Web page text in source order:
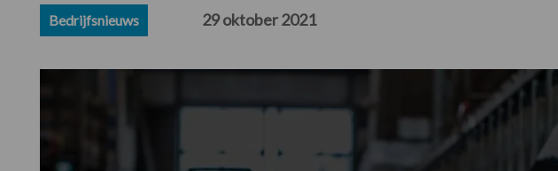
Bedrijfsnieuws 29 oktober 2021